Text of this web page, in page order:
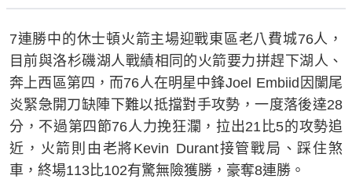
7連勝中的休士頓火箭主場迎戰東區老八費城76人，
目前與洛杉磯湖人戰績相同的火箭要力拼趕下湖人、
奔上西區第四，而76人在明星中鋒Joel Embiid因闌尾
炎緊急開刀缺陣下難以抵擋對手攻勢，一度落後達28
分，不過第四節76人力挽狂瀾，拉出21比5的攻勢追
近，火箭則由老將Kevin Durant接管戰局、踩住煞
車，終場113比102有驚無險獲勝，豪奪8連勝。